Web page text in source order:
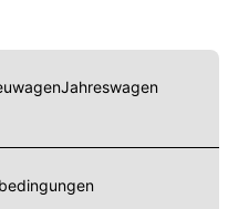
Jahreswagen